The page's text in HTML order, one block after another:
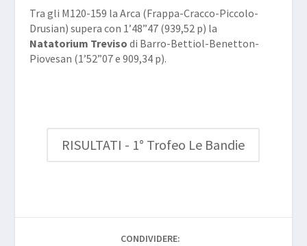
Tra gli M120-159 la Arca (Frappa-Cracco-Piccolo-
Drusian) supera con 1’48”47 (939,52 p) la
Natatorium Treviso di Barro-Bettiol-Benetton-
Piovesan (1’52”07 e 909,34 p).
RISULTATI - 1° Trofeo Le Bandie
CONDIVIDERE: